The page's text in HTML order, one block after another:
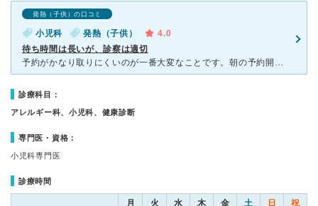
発熱（子供）の口コミ
小児科 発熱（子供）
4.0
待ち時間は長いが、診察は適切
予約がかなり取りにくいのが一番大変なことです。朝の予約開始とともにwebで入力しても午前の診察の最終時間ぐらいにしか診てもらえないほど数秒で予約が埋まります。突発で熱が出た場合すぐに予約はできないので
診療科目：
アレルギー科、小児科、健康診断
専門医・資格：
小児科専門医
診療時間
月 火 水 木 金 土 日 祝